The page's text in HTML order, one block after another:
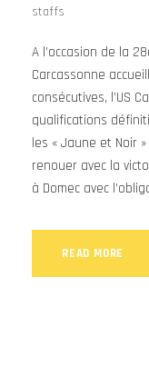
staffs
A l’occasion de la
Carcassonne
consécutives, l’US
qualifications
les « Jaune et Noir
renouer avec la
à Domec avec
READ MORE